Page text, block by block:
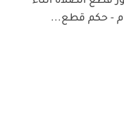
- حكم قطع...